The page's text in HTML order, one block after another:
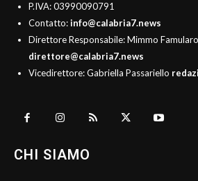
P.IVA: 03990090791
Contatto:info@calabria7.news
Direttore Responsabile: Mimmo Famularo
direttore@calabria7.news
Vicedirettore: Gabriella Passariello
CHI SIAMO